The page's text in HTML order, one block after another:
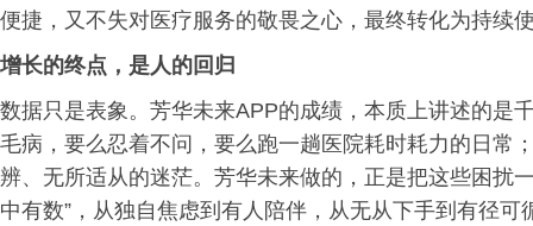
便捷，又不失对医疗服务的敬畏之心，最终转化为持续
增长的终点，是人的回归
数据只是表象。芳华未来APP的成绩，本质上讲述的
毛病，要么忍着不问，要么跑一趟医院耗时耗力的日常
辨、无所适从的迷茫。芳华未来做的，正是把这些困扰
中有数”，从独自焦虑到有人陪伴，从无从下手到有径